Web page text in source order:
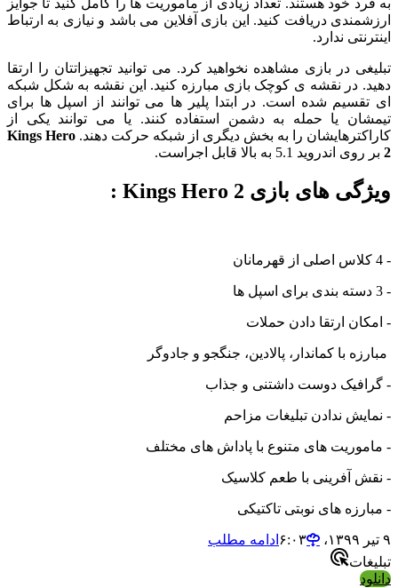
به فرد خود هستند. تعداد زیادی از ماموریت ها را کامل کنید تا جوایز
ارزشمندی دریافت کنید. این بازی آفلاین می باشد و نیازی به ارتباط
اینترنتی ندارد.
تبلیغی در بازی مشاهده نخواهید کرد. می توانید تجهیزاتتان را ارتقا
دهید. در نقشه ی کوچک بازی مبارزه کنید. این نقشه به شکل شبکه
ای تقسیم شده است. در ابتدا پلیر ها می توانند از اسپل ها برای
تیمشان یا حمله به دشمن استفاده کنند. یا می توانند یکی از
کاراکترهایشان را به بخش دیگری از شبکه حرکت دهند. Kings Hero
2 بر روی اندروید 5.1 به بالا قابل اجراست.
ویژگی های بازی Kings Hero 2 :
- 4 کلاس اصلی از قهرمانان
- 3 دسته بندی برای اسپل ها
- امکان ارتقا دادن حملات
مبارزه با کماندار، پالادین، جنگجو و جادوگر
- گرافیک دوست داشتنی و جذاب
- نمایش ندادن تبلیغات مزاحم
- ماموریت های متنوع با پاداش های مختلف
- نقش آفرینی با طعم کلاسیک
- مبارزه های نوبتی تاکتیکی
۹ تیر ۱۳۹۹،‏ ۶:۰۳
ادامه مطلب
تبلیغات
دانلود